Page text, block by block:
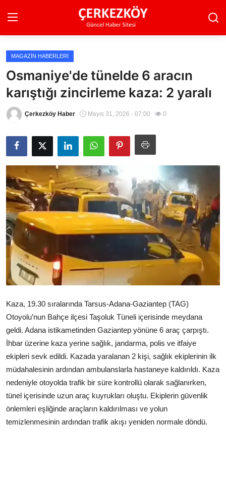
Ana Sayfa
Son Dakika
Ekonomi Haberleri
Magazin Haberleri
Spor Haberleri
Teknoloji Haberleri
Dünya Haberleri
Çerkezköy
MAGAZIN HABERLERI
Osmaniye'de tünelde 6 aracın
karıştığı zincirleme kaza: 2 yaralı
Çerkezköy Haber Mayıs 31, 2026 - 07:00 0
Kaza, 19.30 sıralarında Tarsus-Adana-Gaziantep (TAG)
Otoyolu’nun Bahçe ilçesi Taşoluk Tüneli içerisinde meydana
geldi. Adana istikametinden Gaziantep yönüne 6 araç çarpıştı.
İhbar üzerine kaza yerine sağlık, jandarma, polis ve itfaiye
ekipleri sevk edildi. Kazada yaralanan 2 kişi, sağlık ekiplerinin ilk
müdahalesinin ardından ambulanslarla hastaneye kaldırıldı. Kaza
nedeniyle otoyolda trafik bir süre kontrollü olarak sağlanırken,
tünel içerisinde uzun araç kuyrukları oluştu. Ekiplerin güvenlik
önlemleri eşliğinde araçların kaldırılması ve yolun
temizlenmesinin ardından trafik akışı yeniden normale döndü.